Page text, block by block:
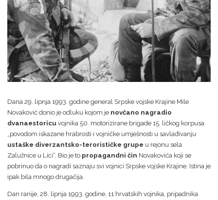
Dana 29. lipnja 1993. godine general Srpske vojske Krajine Mile
Novaković donio je odluku kojom je novčano nagradio
dvanaestoricu vojnika 50. motorizirane brigade 15. ličkog korpusa
„povodom iskazane hrabrosti i vojničke umješnosti u savlađivanju
ustaške diverzantsko-terorističke grupe u rejonu sela
Zalužnice u Lici“. Bio je to propagandni čin Novakovića koji se
pobrinuo da o nagradi saznaju svi vojnici Srpske vojske Krajine. Istina je
ipak bila mnogo drugačija.
Dan ranije, 28. lipnja 1993. godine, 11 hrvatskih vojnika, pripadnika